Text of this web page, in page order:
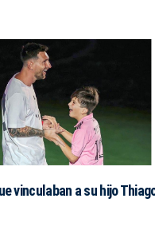
vinculaban a su hijo